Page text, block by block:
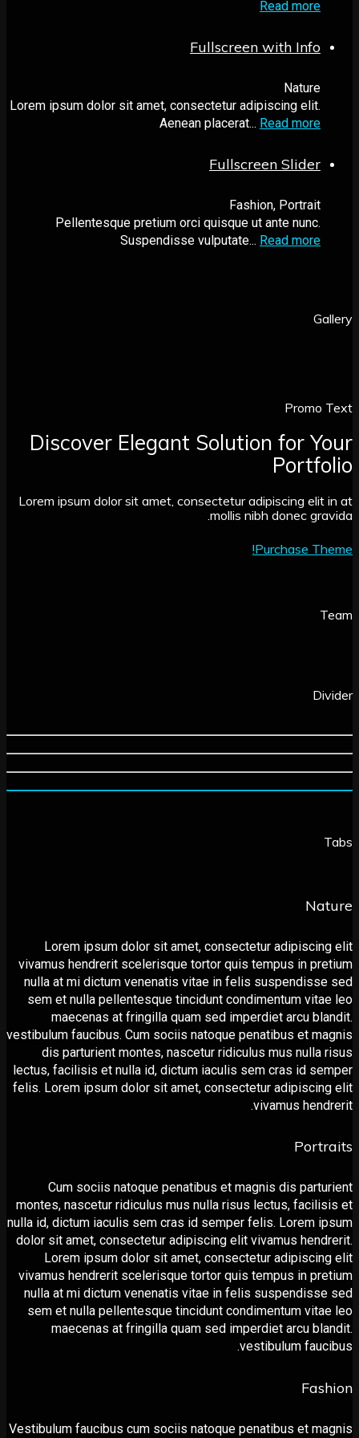
Read more
Fullscreen with Info
Nature
Lorem ipsum dolor sit amet, consectetur adipiscing elit.
Aenean placerat...Read more
Fullscreen Slider
Fashion, Portrait
Pellentesque pretium orci quisque ut ante nunc.
Suspendisse vulputate...Read more
Discover Elegant Solution for
Lorem ipsum dolor sit amet, consectetur adipiscing
mollis nibh donec
Purchase
Lorem ipsum dolor sit amet, consectetur
vivamus hendrerit scelerisque tortor quis tempus in
nulla at mi dictum venenatis vitae in felis
sem et nulla pellentesque tincidunt condimentum
maecenas at fringilla quam sed imperdiet arcu
vestibulum faucibus. Cum sociis natoque penatibus et
dis parturient montes, nascetur ridiculus mus
lectus, facilisis et nulla id, dictum iaculis sem сras id
felis. Lorem ipsum dolor sit amet, consectetur
vivamus
Cum sociis natoque penatibus et magnis dis
montes, nascetur ridiculus mus nulla risus lectus,
nulla id, dictum iaculis sem сras id semper felis. Lorem
dolor sit amet, consectetur adipiscing elit vivamus
Lorem ipsum dolor sit amet, consectetur
vivamus hendrerit scelerisque tortor quis tempus in
nulla at mi dictum venenatis vitae in felis
sem et nulla pellentesque tincidunt condimentum
maecenas at fringilla quam sed imperdiet arcu
vestibulum
Vestibulum faucibus cum sociis natoque penatibus et